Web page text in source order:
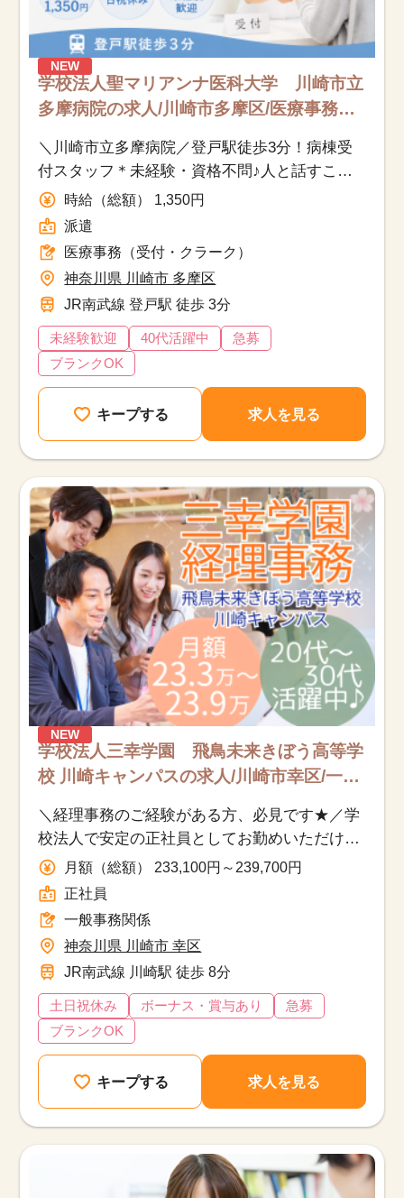
NEW
学校法人聖マリアンナ医科大学 川崎市立
多摩病院の求人/川崎市多摩区/医療事務
（受付・クラーク）/派遣
＼川崎市立多摩病院／登戸駅徒歩3分！病棟受
付スタッフ＊未経験・資格不問♪人と話すこと
が好きな方歓迎◎17時定時！残業ほぼなし！
時給（総額） 1,350円
派遣
医療事務（受付・クラーク）
神奈川県 川崎市 多摩区
JR南武線 登戸駅 徒歩 3分
未経験歓迎 40代活躍中
急募
ブランクOK
キープする 求人を見る
NEW
学校法人三幸学園 飛鳥未来きぼう高等学
校 川崎キャンパスの求人/川崎市幸区/一般
＼経理事務のご経験がある方、必見です★／学
校法人で安定の正社員としてお勤めいただけま
す♪
月額（総額） 233,100円～239,700円
正社員
一般事務関係
神奈川県 川崎市 幸区
JR南武線 川崎駅 徒歩 8分
土日祝休み ボーナス・賞与あり
急募
ブランクOK
キープする 求人を見る